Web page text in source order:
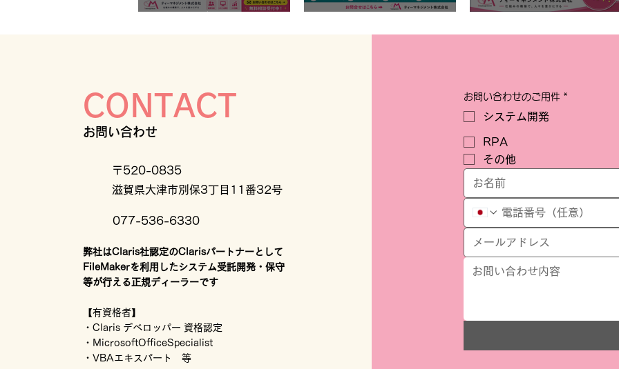
CONTACT
お問い合わせ
〒520-0835
滋賀県大津市別保3丁目11番32号
077-536-6330
弊社はClaris社認定のClarisパートナーとして
FileMakerを利用したシステム受託開発・保守
等が行える正規ディーラーです
【有資格者】
・Claris デベロッパー 資格認定
・MicrosoftOfficeSpecialist
・VBAエキスパート 等
お問い合わせのご用件 *
システム開発
RPA
その他